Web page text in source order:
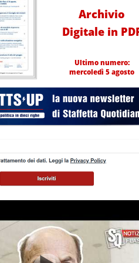
Archivio
Digitale in
Ultimo numero:
mercoledì 5 agosto